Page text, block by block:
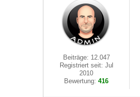
Beiträge: 12.047
Registriert seit: Jul
2010
Bewertung:416